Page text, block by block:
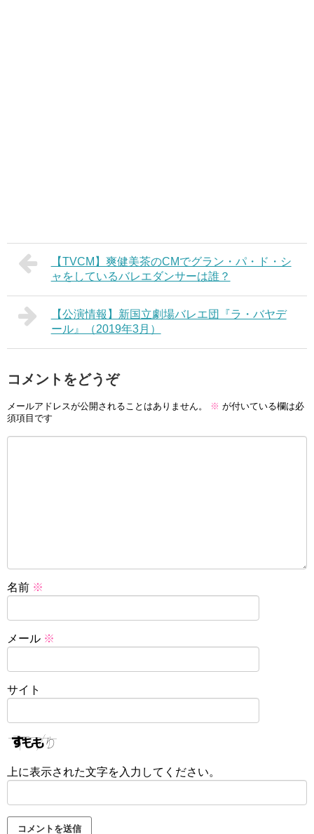
【TVCM】爽健美茶のCMでグラン・パ・ド・シ
ャをしているバレエダンサーは誰？
【公演情報】新国立劇場バレエ団『ラ・バヤデ
ール』（2019年3月）
コメントをどうぞ
メールアドレスが公開されることはありません。 ※ が付いている欄は必
須項目です
名前 ※
メール ※
サイト
上に表示された文字を入力してください。